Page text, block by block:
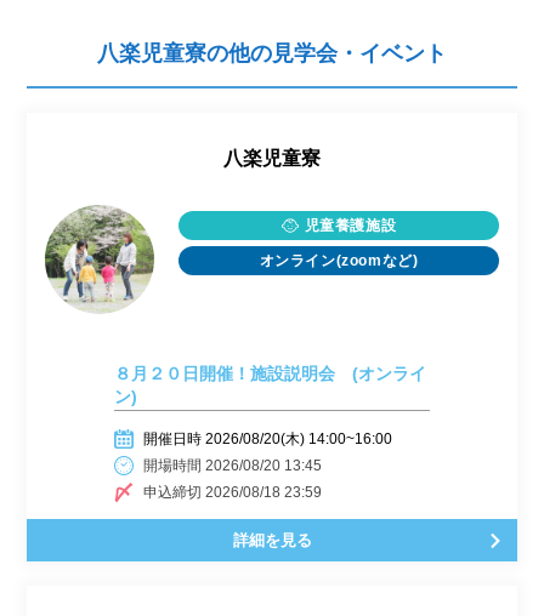
八楽児童寮の他の見学会・イベント
八楽児童寮
児童養護施設
オンライン(zoomなど)
８月２０日開催！施設説明会 (オンライ
ン)
開催日時 2026/08/20(木) 14:00~16:00
開場時間 2026/08/20 13:45
申込締切 2026/08/18 23:59
詳細を見る